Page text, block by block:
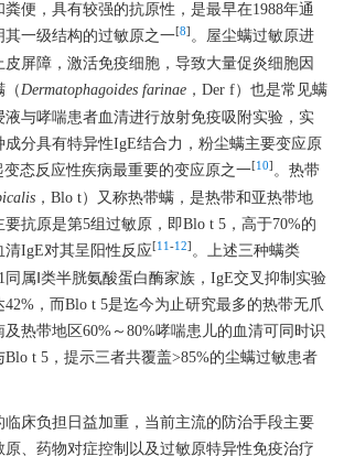
便，具有较强的抗原性，是最早在1988年通
一级结构的过敏原之一[8] 。屋尘螨过敏原进
皮屏障，激活免疫细胞，导致大量促炎细胞因
（Dermatophagoides farinae ，Der f）也是常见螨
与哮喘患者血清进行放射免疫吸附实验，实
成分具有特异性IgE结合力，粉尘螨主要变应原
态反应性疾病最重要的变应原之一[10] 。热带
，Blo t）又称热带螨，是热带和亚热带地
要抗原是第5组过敏原，即Blo t 5，高于70%的
IgE对其呈阳性反应[11 -12] 。上述三种螨类
同属Ⅰ类半胱氨酸蛋白酶家族，IgE交叉抑制实验
，而Blo t 5是迄今为止研究最多的热带无爪
热带地区60%～80%哮喘患儿的血清可同时识
Blo t 5，提示三者共覆盖>85%的尘螨过敏患者
临床负担日益加重，当前主流的防治手段主要
、药物对症控制以及过敏原特异性免疫治疗